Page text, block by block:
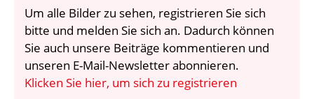
VIDEOS
BIBLIOTHEK
KRAN & BÜHNE
Um alle Bilder zu sehen, registrieren Sie sich
bitte und melden Sie sich an. Dadurch können
Sie auch unsere Beiträge kommentieren und
unseren E-Mail-Newsletter abonnieren.
Klicken Sie hier, um sich zu registrieren